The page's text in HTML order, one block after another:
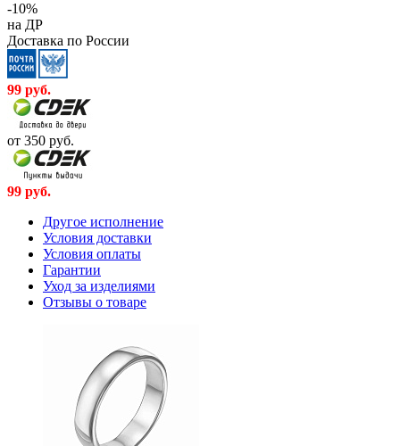
-10%
на ДР
Доставка по России
99 руб.
от 350 руб.
99 руб.
Другое исполнение
Условия доставки
Условия оплаты
Гарантии
Уход за изделиями
Отзывы о товаре